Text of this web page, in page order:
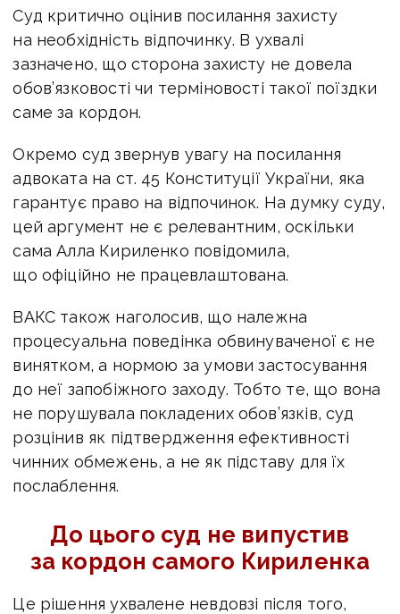
Суд критично оцінив посилання захисту
на необхідність відпочинку. В ухвалі
зазначено, що сторона захисту не довела
обов’язковості чи терміновості такої поїздки
саме за кордон.
Окремо суд звернув увагу на посилання
адвоката на ст. 45 Конституції України, яка
гарантує право на відпочинок. На думку суду,
цей аргумент не є релевантним, оскільки
сама Алла Кириленко повідомила,
що офіційно не працевлаштована.
ВАКС також наголосив, що належна
процесуальна поведінка обвинуваченої є не
винятком, а нормою за умови застосування
до неї запобіжного заходу. Тобто те, що вона
не порушувала покладених обов’язків, суд
розцінив як підтвердженняефективності
чинних обмежень, а не як підставу для їх
послаблення.
До цього суд не випустив
за кордон самого Кириленка
Це рішення ухвалене невдовзі після того,